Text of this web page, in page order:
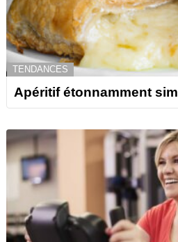
TENDANCES
Apéritif étonnamment